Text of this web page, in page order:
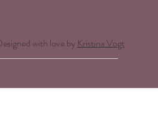
with love by Kristina Vogt